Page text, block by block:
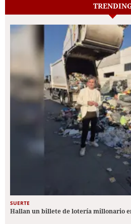
SUERTE
Hallan un billete de lotería millonario